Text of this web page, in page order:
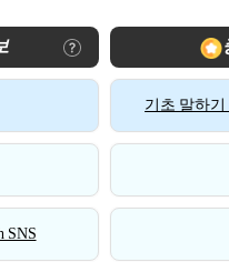
기초 말하기
SNS